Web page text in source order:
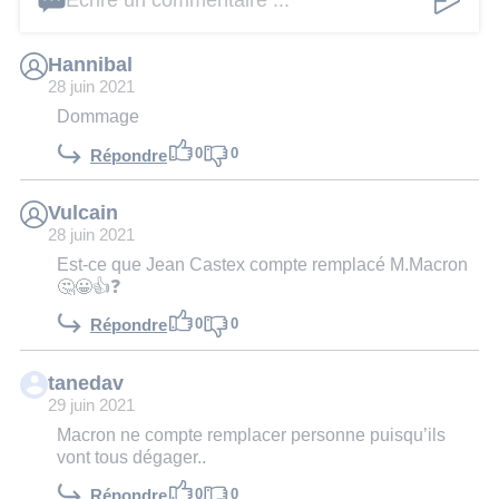
Hannibal
28 juin 2021
Dommage
Répondre 0 0
Vulcain
28 juin 2021
Est-ce que Jean Castex compte remplacé M.Macron
🤔😀👍❓
Répondre 0 0
tanedav
29 juin 2021
Macron ne compte remplacer personne puisqu’ils
vont tous dégager..
0 0